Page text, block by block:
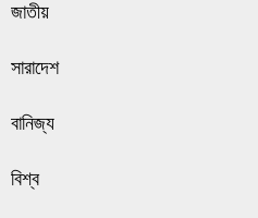
জাতীয়
সারাদেশ
বানিজ্য
বিশ্ব